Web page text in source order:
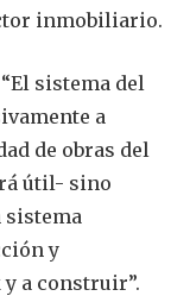
inmobiliario.
sistema del
a
de obras del
útil- sino
y
a construir”.